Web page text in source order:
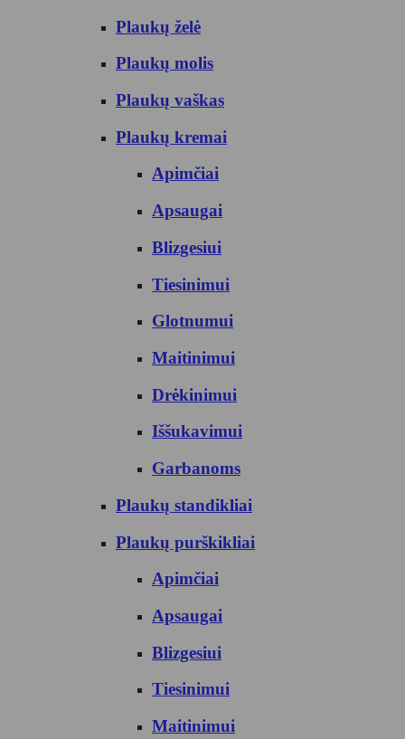
Plaukų želė
Plaukų molis
Plaukų vaškas
Plaukų kremai
Apimčiai
Apsaugai
Blizgesiui
Tiesinimui
Glotnumui
Maitinimui
Drėkinimui
Iššukavimui
Garbanoms
Plaukų standikliai
Plaukų purškikliai
Apimčiai
Apsaugai
Blizgesiui
Tiesinimui
Maitinimui